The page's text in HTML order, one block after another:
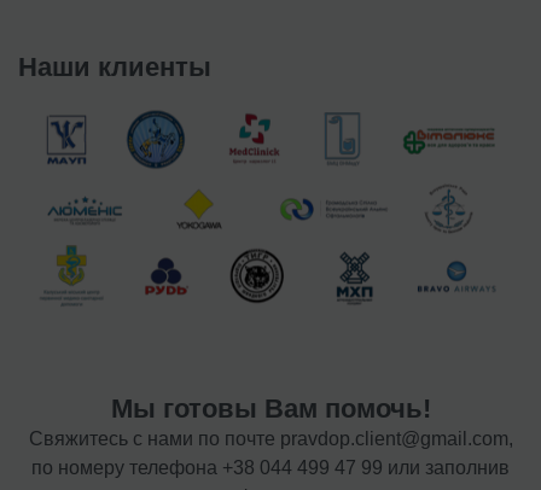
Наши клиенты
Мы готовы Вам помочь!
Свяжитесь с нами по почте pravdop.client@gmail.com,
по номеру телефона +38 044 499 47 99 или заполнив